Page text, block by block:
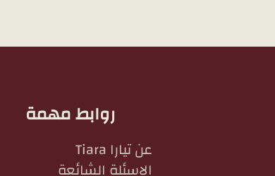
روابط مهمة
عن تيارا Tiara
الاسئلة الشائعة